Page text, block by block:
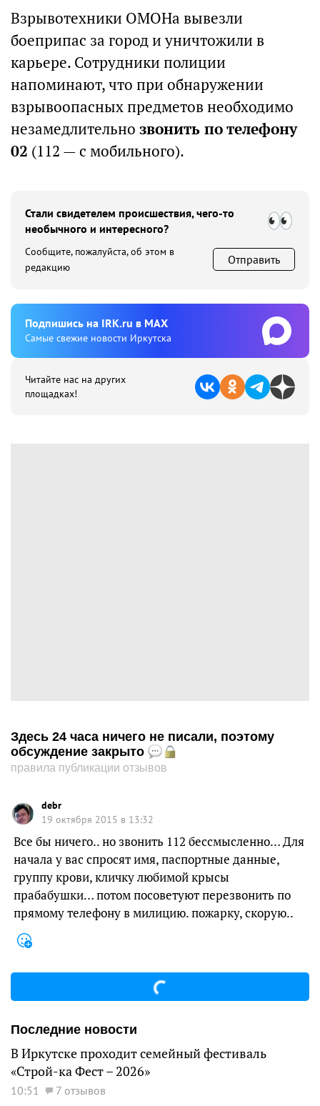
Взрывотехники ОМОНа вывезли
боеприпас за город и уничтожили в
карьере. Сотрудники полиции
напоминают, что при обнаружении
взрывоопасных предметов необходимо
незамедлительно звонить по телефону
02 (112 — с мобильного).
Стали свидетелем происшествия, чего-то
необычного и интересного?
Сообщите, пожалуйста, об этом в
редакцию
Отправить
Подпишиcь на IRK.ru в MAX
Cамые свежие новости Иркутска
Читайте нас на других
площадках!
Здесь 24 часа ничего не писали, поэтому
обсуждение закрыто
правила публикации отзывов
debr
19 октября 2015 в 13:32
Все бы ничего.. но звонить 112 бессмысленно… Для
начала у вас спросят имя, паспортные данные,
группу крови, кличку любимой крысы
прабабушки… потом посоветуют перезвонить по
прямому телефону в милицию. пожарку, скорую..
Последние новости
В Иркутске проходит семейный фестиваль
«Строй-ка Фест – 2026»
10:51 7 отзывов